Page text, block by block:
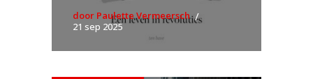
door Paulette Vermeersch
21 sep 2025